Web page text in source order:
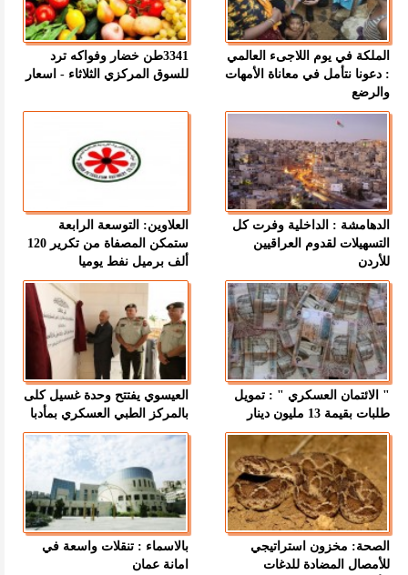
الملكة في يوم اللاجىء العالمي
: دعونا نتأمل في معاناة الأمهات
والرضع
3341طن خضار وفواكه ترد
للسوق المركزي الثلاثاء - اسعار
الدهامشة : الداخلية وفرت كل
التسهيلات لقدوم العراقيين
للأردن
العلاوين: التوسعة الرابعة
ستمكن المصفاة من تكرير 120
ألف برميل نفط يوميا
" الائتمان العسكري " : تمويل
طلبات بقيمة 13 مليون دينار
العيسوي يفتتح وحدة غسيل كلى
بالمركز الطبي العسكري بمأدبا
الصحة: مخزون استراتيجي
للأمصال المضادة للدغات
بالاسماء : تنقلات واسعة في
امانة عمان